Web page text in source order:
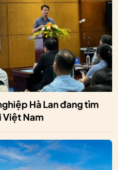
Hà Lan đang tìm
Việt Nam